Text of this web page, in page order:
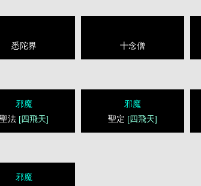
悉陀界 十念僧
邪魔
聖法 [四飛天]
邪魔
聖定 [四飛天]
邪魔